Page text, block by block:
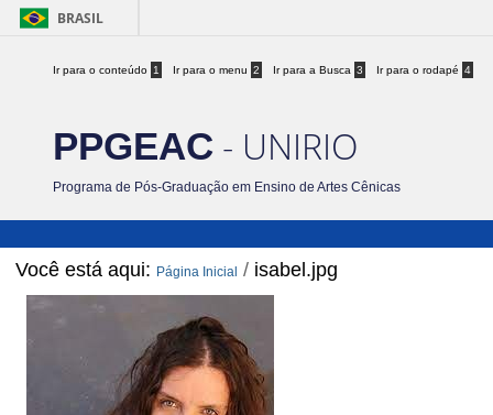
BRASIL
Ir para o conteúdo 1 Ir para o menu 2 Ir para a Busca 3 Ir para o rodapé 4
PPGEAC - UNIRIO
Programa de Pós-Graduação em Ensino de Artes Cênicas
Você está aqui: Página Inicial / isabel.jpg